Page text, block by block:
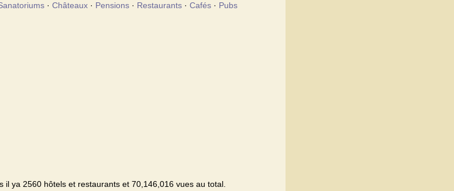
· Châteaux · Pensions · Restaurants · Cafés · Pubs
il ya 2560 hôtels et restaurants et 70,146,016 vues au total.